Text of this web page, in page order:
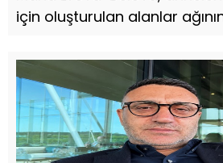
için oluşturulan alanlar